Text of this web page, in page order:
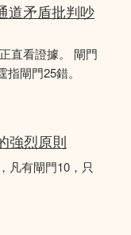
道矛盾批判吵
直看證據。 閘門
閘門25錯。
強烈原則
凡有閘門10，只